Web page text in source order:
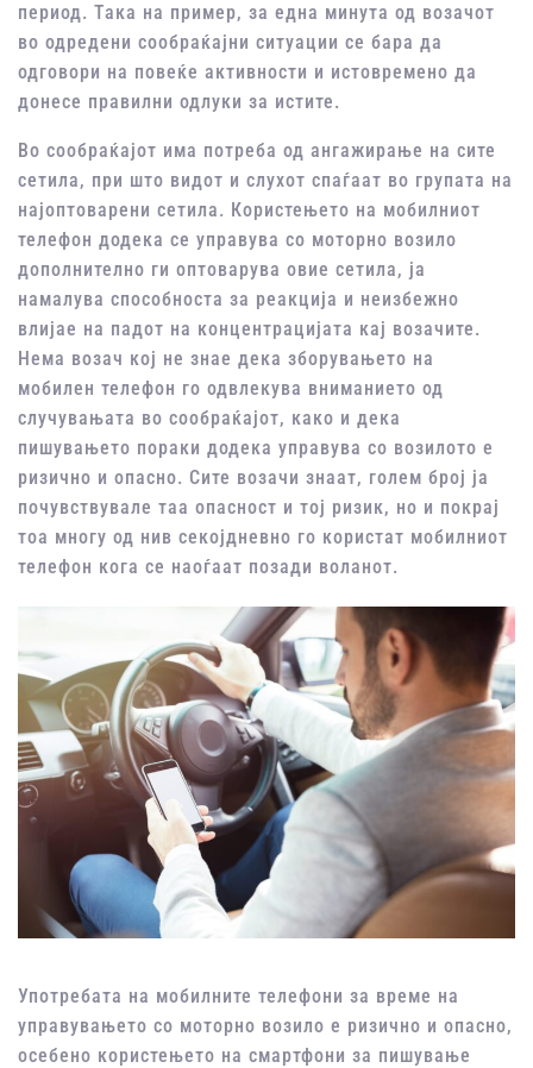
период. Така на пример, за една минута од возачот
во одредени сообраќајни ситуации се бара да
одговори на повеќе активности и истовремено да
донесе правилни одлуки за истите.
Во сообраќајот има потреба од ангажирање на сите
сетила, при што видот и слухот спаѓаат во групата на
најоптоварени сетила. Користењето на мобилниот
телефон додека се управува со моторно возило
дополнително ги оптоварува овие сетила, ја
намалува способноста за реакција и неизбежно
влијае на падот на концентрацијата кај возачите.
Нема возач кој не знае дека зборувањето на
мобилен телефон го одвлекува вниманието од
случувањата во сообраќајот, како и дека
пишувањето пораки додека управува со возилото е
ризично и опасно. Сите возачи знаат, голем број ја
почувствувале таа опасност и тој ризик, но и покрај
тоа многу од нив секојдневно го користат мобилниот
телефон кога се наоѓаат позади воланот.
Употребата на мобилните телефони за време на
управувањето со моторно возило е ризично и опасно,
осебено користењето на смартфони за пишување